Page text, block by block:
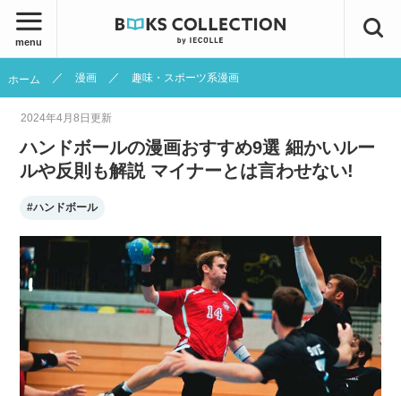
menu
ホーム 漫画 趣味・スポーツ系漫画
2024年4月8日更新
ハンドボールの漫画おすすめ9選 細かいルー
ルや反則も解説 マイナーとは言わせない!
#ハンドボール